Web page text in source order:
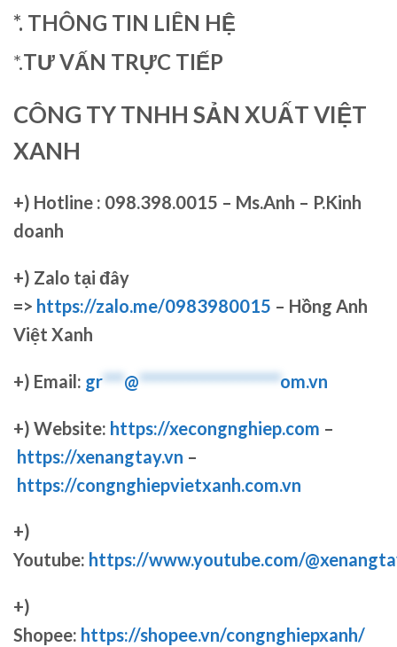
*. THÔNG TIN LIÊN HỆ
*.TƯ VẤN TRỰC TIẾP
CÔNG TY TNHH SẢN XUẤT VIỆT
XANH
+) Hotline : 098.398.0015 – Ms.Anh – P.Kinh
doanh
+) Zalo tại đây
=> https://zalo.me/0983980015 – Hồng Anh
Việt Xanh
+) Email: gr***@********************om.vn
+) Website: https://xecongnghiep.com –
https://xenangtay.vn –
https://congnghiepvietxanh.com.vn
+)
Youtube: https://www.youtube.com/
+)
Shopee: https://shopee.vn/congnghiepxanh/